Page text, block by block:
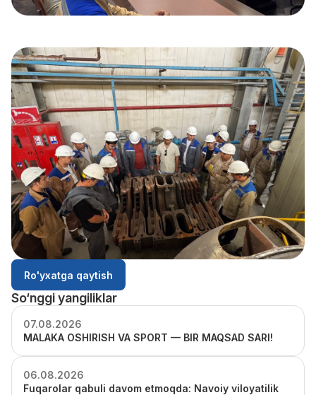
Ro'yxatga qaytish
So‘nggi yangiliklar
07.08.2026
MALAKA OSHIRISH VA SPORT — BIR MAQSAD SARI!
06.08.2026
Fuqarolar qabuli davom etmoqda: Navoiy viloyatilik